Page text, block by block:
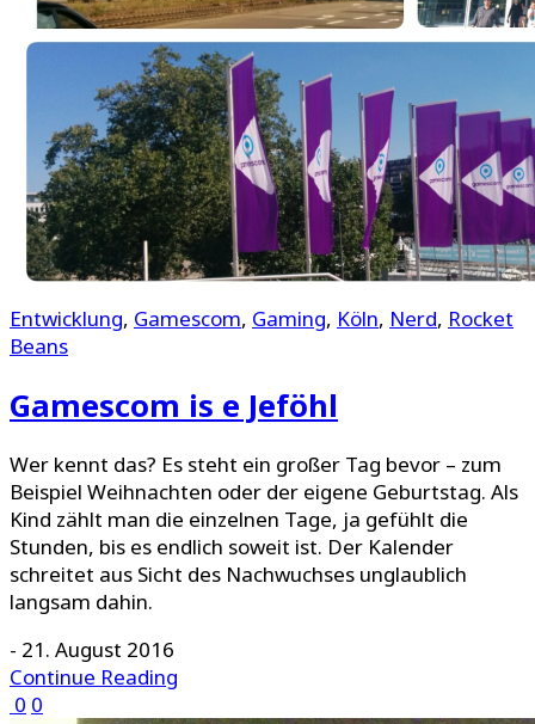
Entwicklung, Gamescom, Gaming, Köln, Nerd, Rocket
Beans
Gamescom is e Jeföhl
Wer kennt das? Es steht ein großer Tag bevor – zum
Beispiel Weihnachten oder der eigene Geburtstag. Als
Kind zählt man die einzelnen Tage, ja gefühlt die
Stunden, bis es endlich soweit ist. Der Kalender
schreitet aus Sicht des Nachwuchses unglaublich
langsam dahin.
- 21. August 2016
Continue Reading
0 0